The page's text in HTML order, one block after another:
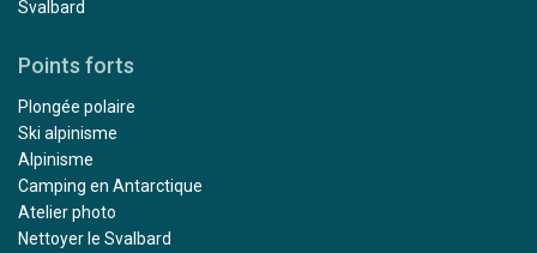
Svalbard
Points forts
Plongée polaire
Ski alpinisme
Alpinisme
Camping en Antarctique
Atelier photo
Nettoyer le Svalbard